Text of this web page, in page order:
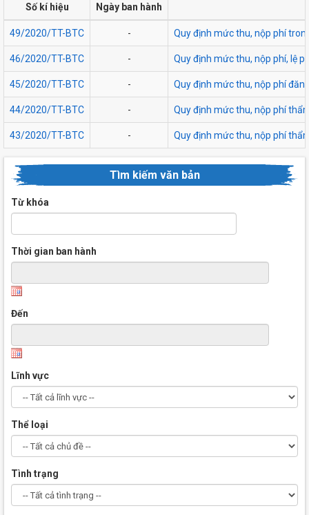
Số kí hiệu Ngày ban hành
49/2020/TT-BTC - Quy định mức thu, nộp phí
46/2020/TT-BTC - Quy định mức thu, nộp phí, lệ
45/2020/TT-BTC - Quy định mức thu, nộp phí
44/2020/TT-BTC - Quy định mức thu, nộp phí
43/2020/TT-BTC - Quy định mức thu, nộp phí
Tìm kiếm văn bản
Từ khóa
Thời gian ban hành
Đến
Lĩnh vực
Thể loại
Tình trạng